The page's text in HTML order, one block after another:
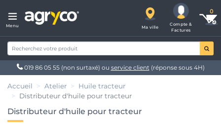
Menu Ma ville
Compte &
Factures
019 86 05 55 (non surtaxé) ou service client(réponse sous 4H)
Accueil Atelier
Huile tracteur
Distributeur d'huile pour tracteur
Distributeur d'huile pour tracteur